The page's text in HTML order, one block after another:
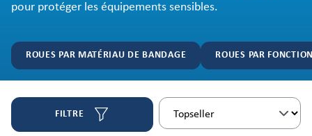
pour protéger les équipements sensibles.
ROUES PAR MATÉRIAU DE BANDAGE ROUES PAR
FILTRE